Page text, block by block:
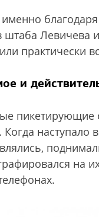
штаба Левичева
практически
и
пикетирующие
Когда
на